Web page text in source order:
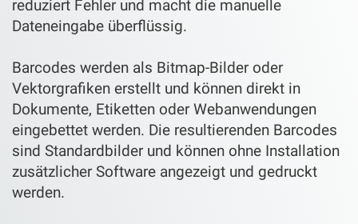
reduziert Fehler und macht die manuelle
Dateneingabe überflüssig.
Barcodes werden als Bitmap-Bilder oder
Vektorgrafiken erstellt und können direkt in
Dokumente, Etiketten oder Webanwendungen
eingebettet werden. Die resultierenden Barcodes
sind Standardbilder und können ohne Installation
zusätzlicher Software angezeigt und gedruckt
werden.